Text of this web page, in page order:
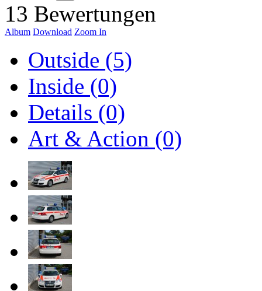
13 Bewertungen
Album Download Zoom In
Outside (5)
Inside (0)
Details (0)
Art & Action (0)